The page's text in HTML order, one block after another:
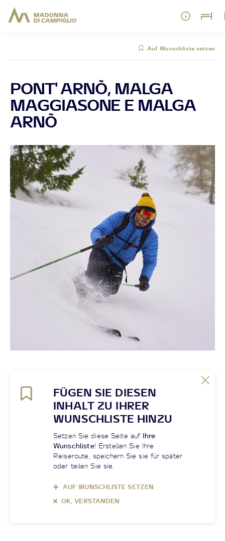
Auf Wunschliste setzen
PONT' ARNÒ, MALGA
MAGGIASONE E MALGA
ARNÒ
FÜGEN SIE DIESEN
INHALT ZU IHRER
WUNSCHLISTE HINZU
Setzen Sie diese Seite auf Ihre
Wunschliste! Erstellen Sie Ihre
Reiseroute, speichern Sie sie für später
oder teilen Sie sie.
AUF WUNSCHLISTE SETZEN
OK, VERSTANDEN